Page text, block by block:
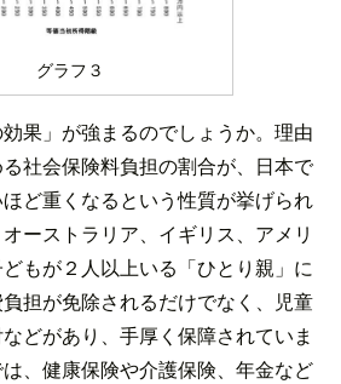
グラフ３
果」が強まるのでしょうか。理由
社会保険料負担の割合が、日本で
ど重くなるという性質が挙げられ
ーストラリア、イギリス、アメリ
もが２人以上いる「ひとり親」に
担が免除されるだけでなく、児童
どがあり、手厚く保障されていま
、健康保険や介護保険、年金など